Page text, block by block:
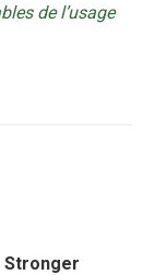
de l’usage
Stronger